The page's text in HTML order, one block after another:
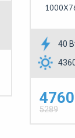
40
5289